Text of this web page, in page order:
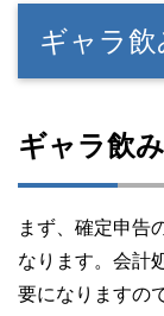
ギャラ
ギャラ飲
まず、確定申告
なります。会計
要になりますの